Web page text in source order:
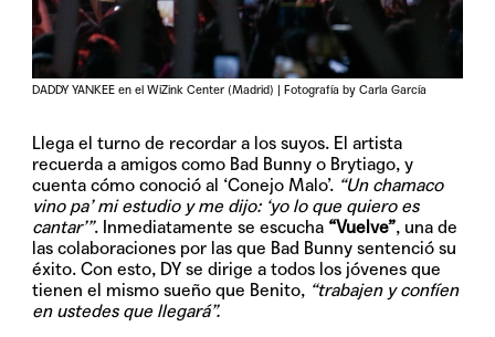
DADDY YANKEE en el WiZink Center (Madrid) | Fotografía by Carla García
Llega el turno de recordar a los suyos. El artista
recuerda a amigos como Bad Bunny o Brytiago, y
cuenta cómo conoció al ‘Conejo Malo’. “Un chamaco
vino pa’ mi estudio y me dijo: ‘yo lo que quiero es
cantar’”. Inmediatamente se escucha “Vuelve”, una de
las colaboraciones por las que Bad Bunny sentenció su
éxito. Con esto, DY se dirige a todos los jóvenes que
tienen el mismo sueño que Benito, “trabajen y confíen
en ustedes que llegará”.